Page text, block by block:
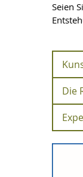
Seien
Die